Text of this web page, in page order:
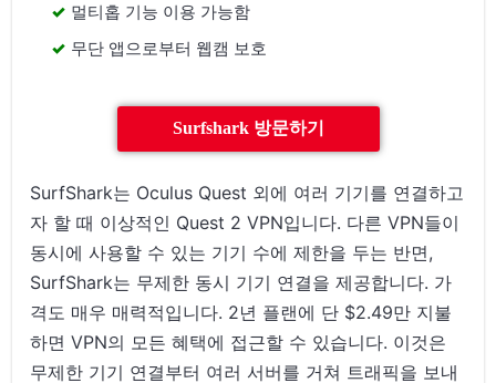
멀티홉 기능 이용 가능함
무단 앱으로부터 웹캠 보호
Surfshark 방문하기
SurfShark는 Oculus Quest 외에 여러 기기를 연결하고
자 할 때 이상적인 Quest 2 VPN입니다. 다른 VPN들이
동시에 사용할 수 있는 기기 수에 제한을 두는 반면,
SurfShark는 무제한 동시 기기 연결을 제공합니다. 가
격도 매우 매력적입니다. 2년 플랜에 단 $2.49만 지불
하면 VPN의 모든 혜택에 접근할 수 있습니다. 이것은
무제한 기기 연결부터 여러 서버를 거쳐 트래픽을 보내